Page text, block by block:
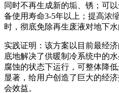
同时不再生成新的垢、锈；可
备使用寿命3-5年以上；提高浓
时，彻底免除再生废液对地下水
实践证明：该方案以目前最经
底地解决了供暖制冷系统中的
腐蚀的状态下运行，可整体降
显著，给用户创造了巨大的经
会效益。